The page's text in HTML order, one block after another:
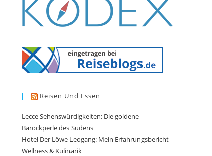
Reisen Und Essen
Lecce Sehenswürdigkeiten: Die goldene
Barockperle des Südens
Hotel Der Löwe Leogang: Mein Erfahrungsbericht –
Wellness & Kulinarik